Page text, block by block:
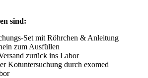
sind:
Set mit Röhrchen & Anleitung
zum Ausfüllen
zurück ins Labor
Kotuntersuchung durch exomed